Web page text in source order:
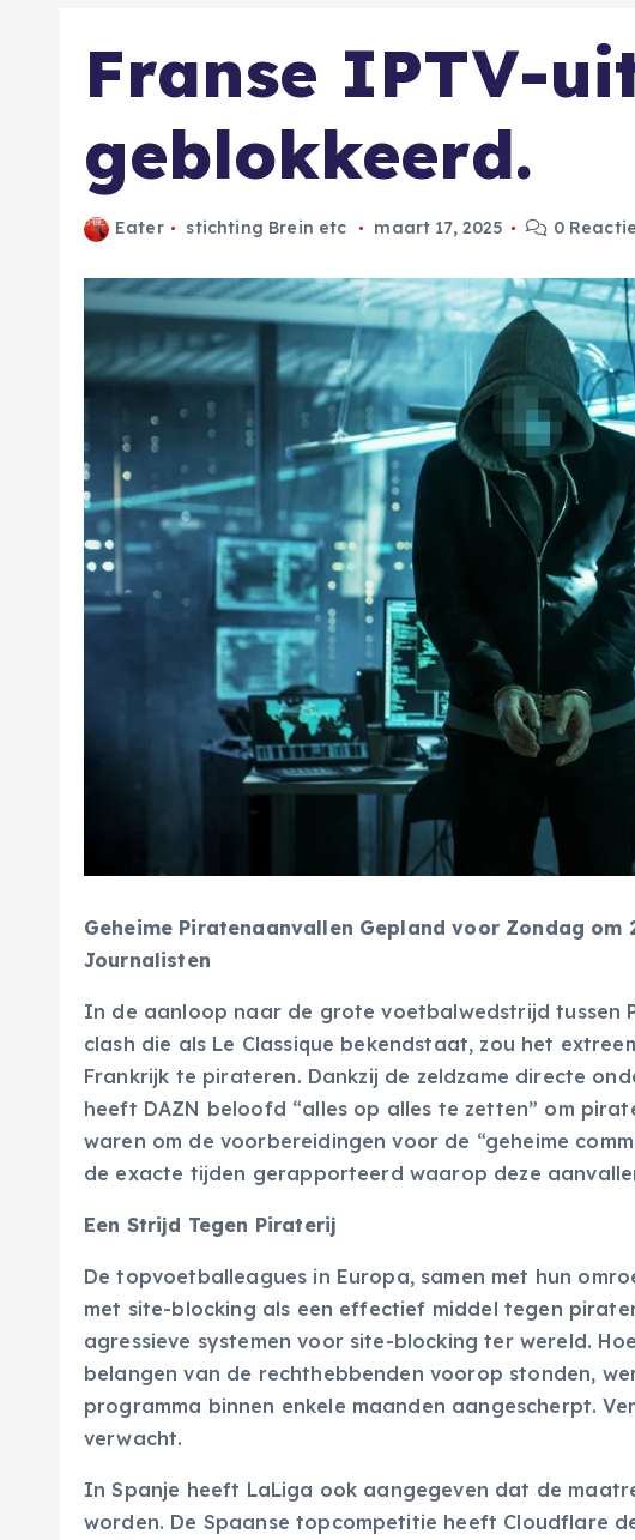
Franse IPTV-
geblokkeerd.
Eater stichting Brein etc maart 17, 2025 0
Geheime Piratenaanvallen Gepland voor Zondag om
Journalisten
In de aanloop naar de grote voetbalwedstrijd tussen
clash die als Le Classique bekendstaat, zou het
Frankrijk te pirateren. Dankzij de zeldzame directe
heeft DAZN beloofd “alles op alles te zetten” om
waren om de voorbereidingen voor de “geheime
de exacte tijden gerapporteerd waarop deze
Een Strijd Tegen Piraterij
De topvoetballeagues in Europa, samen met hun
met site-blocking als een effectief middel tegen
agressieve systemen voor site-blocking ter wereld.
belangen van de rechthebbenden voorop stonden,
programma binnen enkele maanden aangescherpt.
verwacht.
In Spanje heeft LaLiga ook aangegeven dat de
worden. De Spaanse topcompetitie heeft Cloudflare